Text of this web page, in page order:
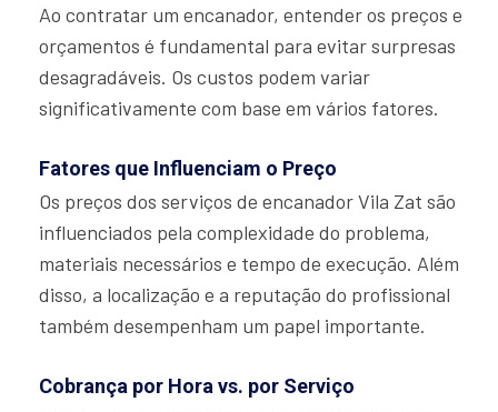
Ao contratar um encanador, entender os preços e
orçamentos é fundamental para evitar surpresas
desagradáveis. Os custos podem variar
significativamente com base em vários fatores.
Fatores que Influenciam o Preço
Os preços dos serviços de encanador Vila Zat são
influenciados pela complexidade do problema,
materiais necessários e tempo de execução. Além
disso, a localização e a reputação do profissional
também desempenham um papel importante.
Cobrança por Hora vs. por Serviço